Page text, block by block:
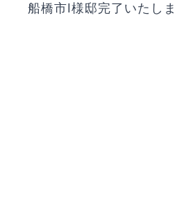
船橋市I様邸完了いたしま